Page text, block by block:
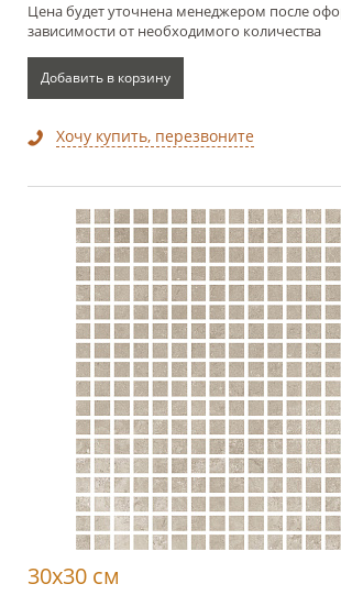
Цена будет уточнена менеджером после
зависимости от необходимого количества
Добавить в корзину
Хочу купить, перезвоните
30x30 см